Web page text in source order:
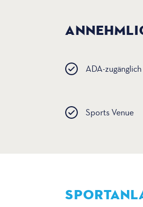
ADA-zugänglich
Sports Venue